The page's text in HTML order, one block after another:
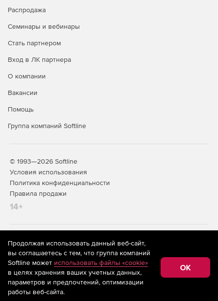
Распродажа
Семинары и вебинары
Стать партнером
Вход в ЛК партнера
О компании
Вакансии
Помощь
Группа компаний Softline
© 1993—2026 Softline
Условия использования
Политика конфиденциальности
Правила продажи
14+
На информационном ресурсе store.softline.ru применяются
рекомендательные технологии
(информационные технологии
предоставления информации на основе сбора,
систематизации и анализа сведений, относящихся к
предпочтениям пользователей сети «Интернет»,
находящихся на территории Российской Федерации)
Продолжая использовать данный веб-сайт,
вы соглашаетесь с тем, что группа компаний
Softline может использовать файлы «cookie»
в целях хранения ваших учетных данных,
параметров и предпочтений, оптимизации
работы веб-сайта.
OK